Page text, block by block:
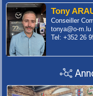
Tony
Conseiller
tonya@o-m.lu
Tel: +352 26